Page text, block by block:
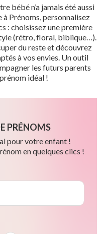
bébé n’a jamais été aussi
Prénoms, personnalisez
: choisissez une première
(rétro, floral, biblique…).
du reste et découvrez
à vos envies. Un outil
les futurs parents
idéal !
PRÉNOMS
pour votre enfant !
en quelques clics !